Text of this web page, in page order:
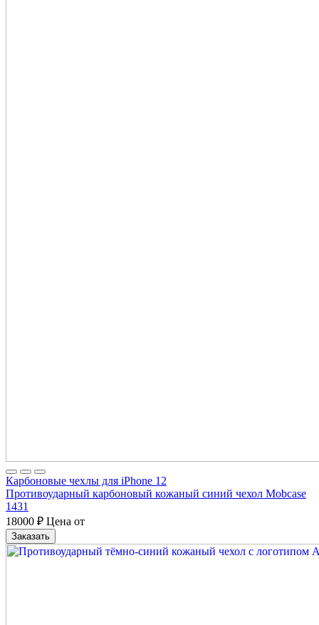
Карбоновые чехлы для iPhone 12
Противоударный карбоновый кожаный синий чехол Mobcase
1431
18000 ₽ Цена от
Заказать